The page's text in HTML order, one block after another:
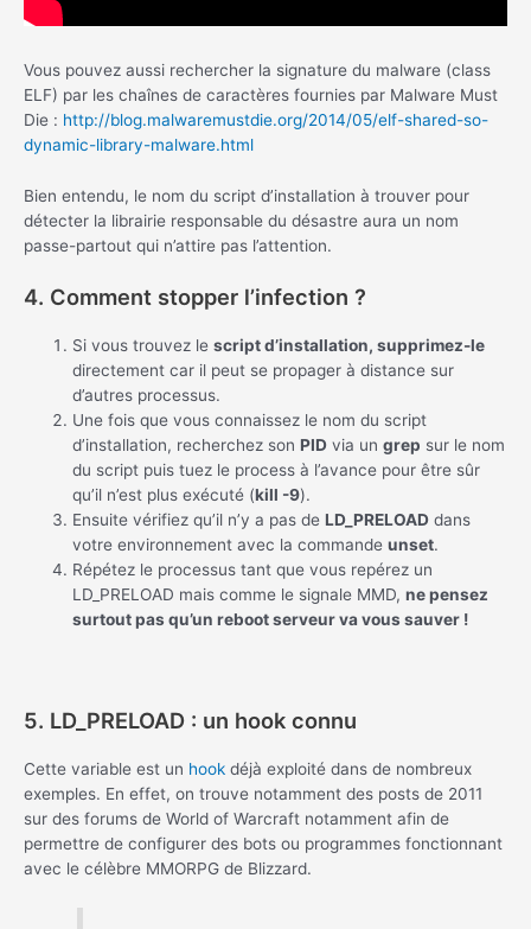
Vous pouvez aussi rechercher la signature du malware (class
ELF) par les chaînes de caractères fournies par Malware Must
Die : http://blog.malwaremustdie.org/2014/05/elf-shared-so-
dynamic-library-malware.html
Bien entendu, le nom du script d’installation à trouver pour
détecter la librairie responsable du désastre aura un nom
passe-partout qui n’attire pas l’attention.
4. Comment stopper l’infection ?
Si vous trouvez lescript d’installation, supprimez-le
directement car il peut se propager à distance sur
d’autres processus.
Une fois que vous connaissez le nom du script
d’installation, recherchez sonPID via ungrep sur le nom
du script puis tuez le process à l’avance pour être sûr
qu’il n’est plus exécuté (kill -9).
Ensuite vérifiez qu’il n’y a pas deLD_PRELOAD dans
votre environnement avec la commandeunset.
Répétez le processus tant que vous repérez un
LD_PRELOAD mais comme le signale MMD,ne pensez
surtout pas qu’un reboot serveur va vous sauver !
5. LD_PRELOAD : un hook connu
Cette variable est un hook déjà exploité dans de nombreux
exemples. En effet, on trouve notamment des posts de 2011
sur des forums de World of Warcraft notamment afin de
permettre de configurer des bots ou programmes fonctionnant
avec le célèbre MMORPG de Blizzard.